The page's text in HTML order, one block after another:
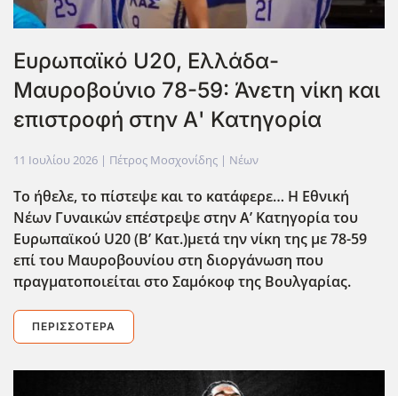
Ευρωπαϊκό U20, Ελλάδα-
Μαυροβούνιο 78-59: Άνετη νίκη και
επιστροφή στην Α' Κατηγορία
11 Ιουλίου 2026 | Πέτρος Μοσχονίδης | Νέων
Το ήθελε, το πίστεψε και το κατάφερε… Η Εθνική
Νέων Γυναικών επέστρεψε στην Α’ Κατηγορία του
Ευρωπαϊκού U20 (B’ Κατ.)μετά την νίκη της με 78-59
επί του Μαυροβουνίου στη διοργάνωση που
πραγματοποιείται στο Σαμόκοφ της Βουλγαρίας.
ΠΕΡΙΣΣΌΤΕΡΑ